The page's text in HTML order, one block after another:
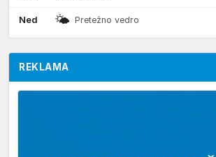
Ned 🌤 Pretežno vedro
REKLAMA